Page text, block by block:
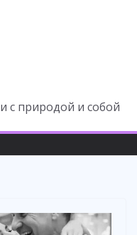
с природой и собой